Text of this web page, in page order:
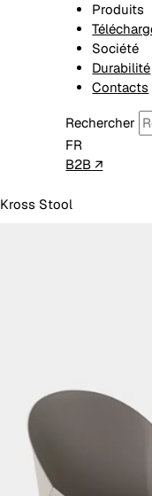
Produits
Société
Durabilité
Contacts
Rechercher
FR
B2B ↗
Kross Stool